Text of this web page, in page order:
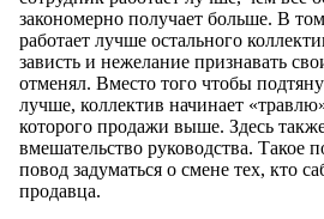
закономерно получает больше. В
работает лучше остального
зависть и нежелание признавать
отменял. Вместо того чтобы
лучше, коллектив начинает
которого продажи выше. Здесь
вмешательство руководства. Такое
повод задуматься о смене тех, кто
продавца.